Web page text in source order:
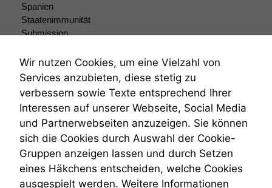
Spanien
Staatenimmunität
Submission
Teilungsklage
Venezuela
VRK
Wiederherstellungsanordnung
Zivilprozessordnung
ZPO
Zustellfiktion
Zuständigkeit
Öffentliches Personalrecht
Öffentlichkeitsprinzip
Wir nutzen Cookies, um eine Vielzahl von
Services anzubieten, diese stetig zu
verbessern sowie Texte entsprechend Ihrer
Interessen auf unserer Webseite, Social Media
und Partnerwebseiten anzuzeigen. Sie können
sich die Cookies durch Auswahl der Cookie-
Gruppen anzeigen lassen und durch Setzen
eines Häkchens entscheiden, welche Cookies
ausgespielt werden. Weitere Informationen